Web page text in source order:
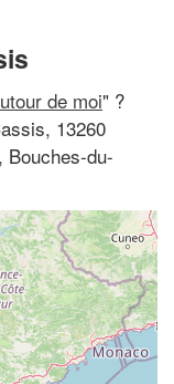
de moi" ?
13260
Bouches-du-